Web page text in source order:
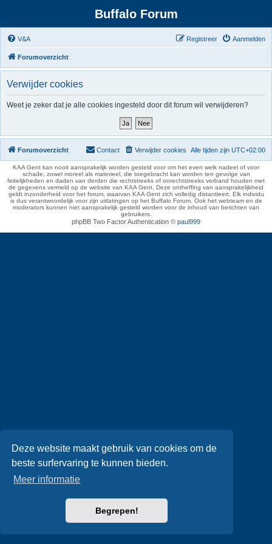
Deze website maakt gebruik van cookies om de
beste surfervaring te kunnen bieden.
Meer informatie
Begrepen!
Buffalo Forum
V&A Aanmelden
Registreer
Forumoverzicht
Verwijder cookies
Weet je zeker dat je alle cookies ingesteld door dit forum wil verwijderen?
Forumoverzicht Alle tijden zijn UTC+02:00
Verwijder cookies
Contact
KAA Gent kan nooit aansprakelijk worden gesteld voor om het even welk nadeel of voor
schade, zowel moreel als materieel, die toegebracht kan worden ten gevolge van
feitelijkheden en daden van derden die rechtstreeks of onrechtstreeks verband houden met
de gegevens vermeld op de website van KAA Gent. Deze ontheffing van aansprakelijkheid
geldt inzonderheid voor het forum, waarvan KAA Gent zich volledig distantieert. Elk individu
is dus verantwoordelijk voor zijn uitlatingen op het Buffalo Forum. Ook het webteam en de
moderators kunnen niet aansprakelijk gesteld worden voor de inhoud van berichten van
gebruikers.
phpBB Two Factor Authentication © paul999